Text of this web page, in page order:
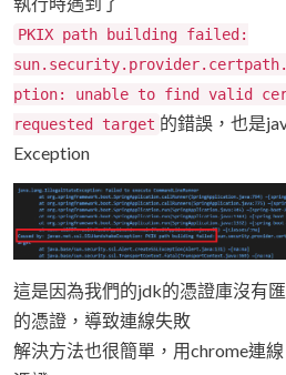
PKIX path building failed:
ption: unable to find valid
requested target 的錯誤，也是
Exception
這是因為我們的jdk的憑證庫沒有
的憑證，導致連線失敗
解決方法也很簡單，用chrome連